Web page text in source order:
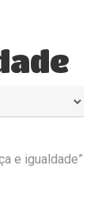
e igualdade”